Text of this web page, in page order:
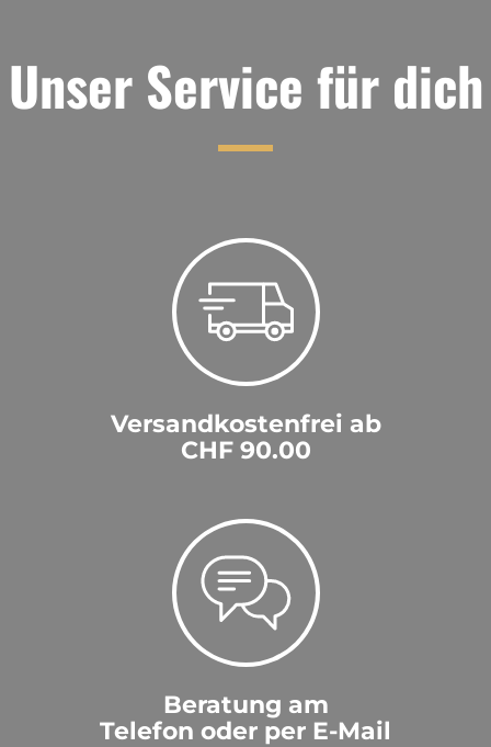
Unser Service für dich
Versandkostenfrei ab
CHF 90.00
Beratung am
Telefon oder per E-Mail